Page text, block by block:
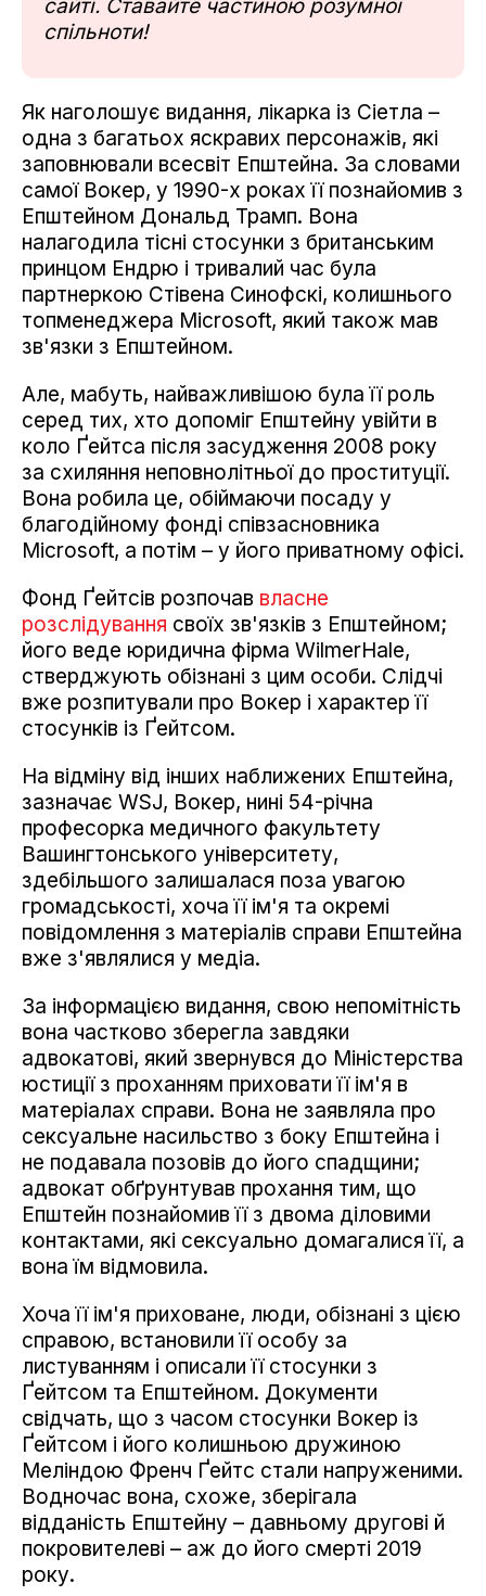
сайті. Ставайте частиною розумної
спільноти!
Як наголошує видання, лікарка із Сіетла –
одна з багатьох яскравих персонажів, які
заповнювали всесвіт Епштейна. За словами
самої Вокер, у 1990-х роках її познайомив з
Епштейном Дональд Трамп. Вона
налагодила тісні стосунки з британським
принцом Ендрю і тривалий час була
партнеркою Стівена Синофскі, колишнього
топменеджера Microsoft, який також мав
зв'язки з Епштейном.
Але, мабуть, найважливішою була її роль
серед тих, хто допоміг Епштейну увійти в
коло Ґейтса після засудження 2008 року
за схиляння неповнолітньої до проституції.
Вона робила це, обіймаючи посаду у
благодійному фонді співзасновника
Microsoft, а потім – у його приватному офісі.
Фонд Ґейтсів розпочав власне
розслідування своїх зв'язків з Епштейном;
його веде юридична фірма WilmerHale,
стверджують обізнані з цим особи. Слідчі
вже розпитували про Вокер і характер її
стосунків із Ґейтсом.
На відміну від інших наближених Епштейна,
зазначає WSJ, Вокер, нині 54-річна
професорка медичного факультету
Вашингтонського університету,
здебільшого залишалася поза увагою
громадськості, хоча її ім'я та окремі
повідомлення з матеріалів справи Епштейна
вже з'являлися у медіа.
За інформацією видання, свою непомітність
вона частково зберегла завдяки
адвокатові, який звернувся до Міністерства
юстиції з проханням приховати її ім'я в
матеріалах справи. Вона не заявляла про
сексуальне насильство з боку Епштейна і
не подавала позовів до його спадщини;
адвокат обґрунтував прохання тим, що
Епштейн познайомив її з двома діловими
контактами, які сексуально домагалися її, а
вона їм відмовила.
Хоча її ім'я приховане, люди, обізнані з цією
справою, встановили її особу за
листуванням і описали її стосунки з
Ґейтсом та Епштейном. Документи
свідчать, що з часом стосунки Вокер із
Ґейтсом і його колишньою дружиною
Меліндою Френч Ґейтс стали напруженими.
Водночас вона, схоже, зберігала
відданість Епштейну – давньому другові й
покровителеві – аж до його смерті 2019
року.